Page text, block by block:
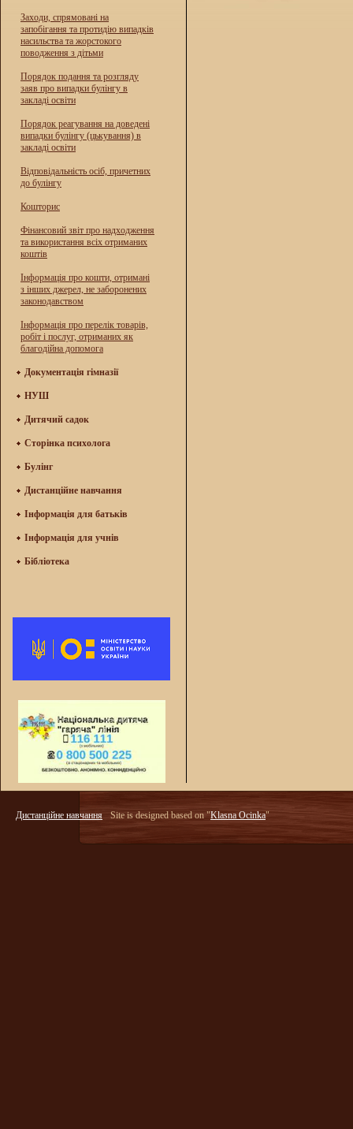
Заходи, спрямовані на
запобігання та протидію випадків
насильства та жорстокого
поводження з дітьми
Порядок подання та розгляду
заяв про випадки булінгу в
закладі освіти
Порядок реагування на доведені
випадки булінгу (цькування) в
закладі освіти
Відповідальність осіб, причетних
до булінгу
Кошторис
Фінансовий звіт про надходження
та використання всіх отриманих
коштів
Інформація про кошти, отримані
з інших джерел, не заборонених
законодавством
Інформація про перелік товарів,
робіт і послуг, отриманих як
благодійна допомога
Документація гімназії
НУШ
Дитячий садок
Сторінка психолога
Булінг
Дистанційне навчання
Інформація для батьків
Інформація для учнів
Бібліотека
Дистанційне навчання Site is designed based on "Klasna Ocinka"